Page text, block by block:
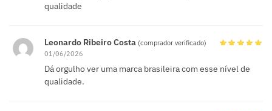
qualidade
Leonardo Ribeiro Costa (comprador verificado)
01/06/2026
Dá orgulho ver uma marca brasileira com esse nível de
qualidade.